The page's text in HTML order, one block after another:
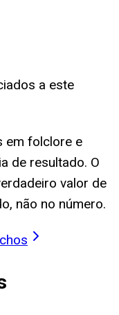
a este
em folclore e
de resultado. O
valor de
não no número.